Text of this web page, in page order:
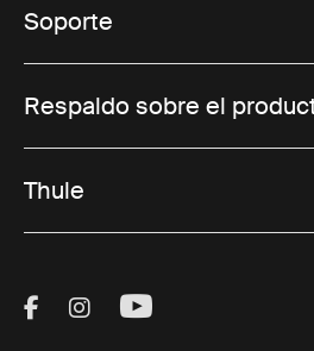
Soporte
Respaldo sobre el
Thule
Visit Thule on Facebook
Visit Thule on
Visit Thule on